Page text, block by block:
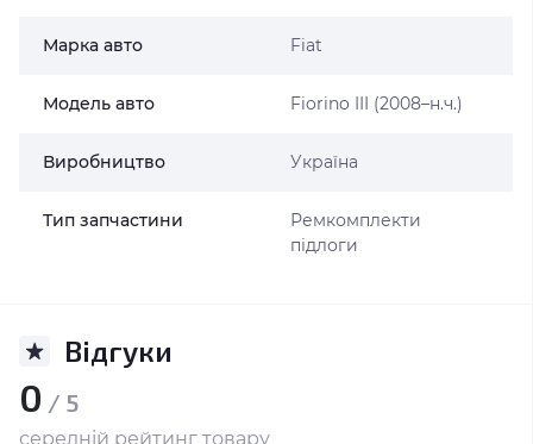
Марка авто Fiat
Модель авто Fiorino III (2008–н.ч.)
Виробництво Україна
Тип запчастини
Ремкомплекти
підлоги
Відгуки
0 / 5
середній рейтинг товару